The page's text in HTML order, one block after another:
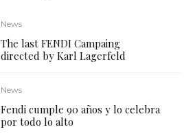
News
The last FENDI Campaing
directed by Karl Lagerfeld
News
Fendi cumple 90 años y lo celebra
por todo lo alto